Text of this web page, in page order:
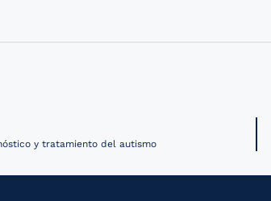
y tratamiento del autismo